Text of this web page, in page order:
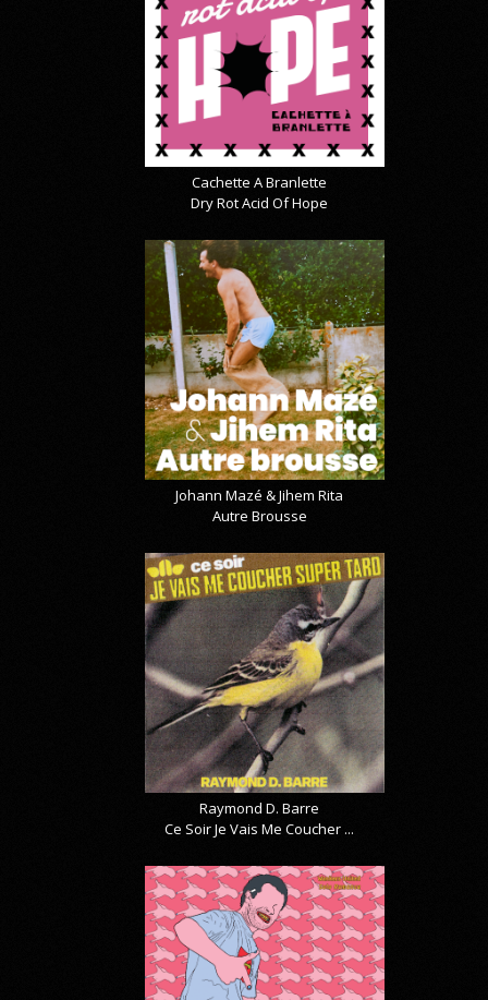
Cachette A Branlette
Dry Rot Acid Of Hope
Johann Mazé & Jihem Rita
Autre Brousse
Raymond D. Barre
Ce Soir Je Vais Me Coucher ...